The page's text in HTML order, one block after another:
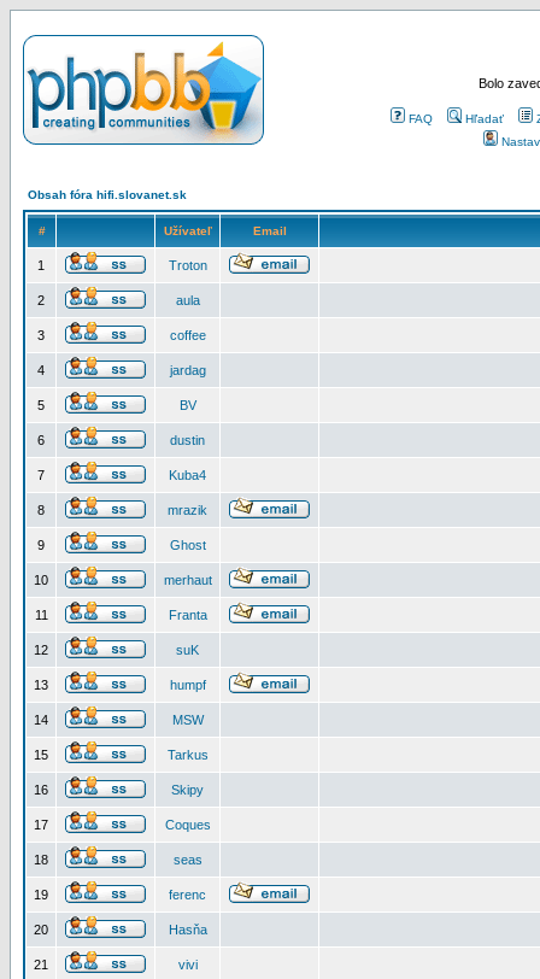
Bolo
FAQ Hľadať
Obsah fóra hifi.slovanet.sk
# Užívateľ Email
1 Troton
2 aula
3 coffee
4 jardag
5 BV
6 dustin
7 Kuba4
8 mrazik
9 Ghost
10 merhaut
11 Franta
12 suK
13 humpf
14 MSW
15 Tarkus
16 Skipy
17 Coques
18 seas
19 ferenc
20 Hasňa
21 vivi